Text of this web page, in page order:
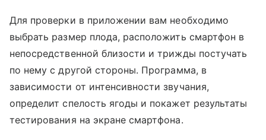
Для проверки в приложении вам необходимо
выбрать размер плода, расположить смартфон в
непосредственной близости и трижды постучать
по нему с другой стороны. Программа, в
зависимости от интенсивности звучания,
определит спелость ягоды и покажет результаты
тестирования на экране смартфона.